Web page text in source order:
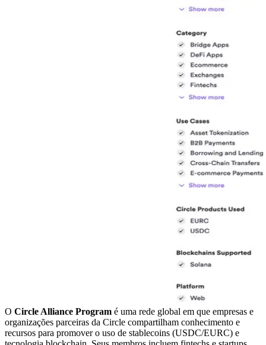
O Circle Alliance Program é uma rede global em que empresas e
organizações parceiras da Circle compartilham conhecimento e
recursos para promover o uso de stablecoins (USDC/EURC) e